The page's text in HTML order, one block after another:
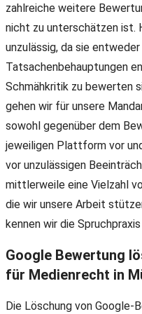
zahlreiche weitere
nicht zu unterschätzen ist.
unzulässig, da sie entweder
Tatsachenbehauptungen
Schmähkritik zu bewerten
gehen wir für unsere
sowohl gegenüber dem
jeweiligen Plattform vor
vor unzulässigen
mittlerweile eine Vielzahl
die wir unsere Arbeit
kennen wir die
Google Bewertung
für Medienrecht in
Die Löschung von Google-